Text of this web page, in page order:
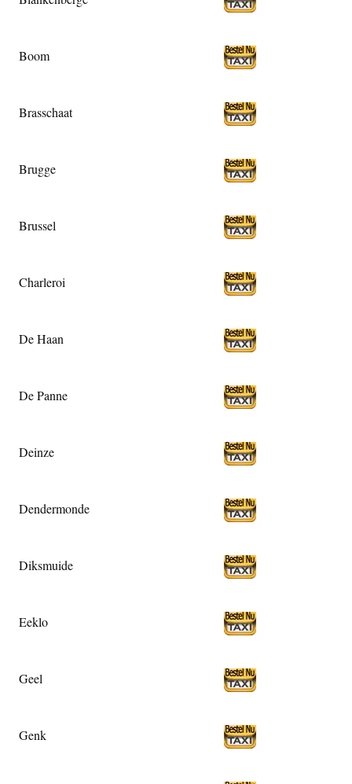
Boom
Brasschaat
Brugge
Brussel
Charleroi
De Haan
De Panne
Deinze
Dendermonde
Diksmuide
Eeklo
Geel
Genk